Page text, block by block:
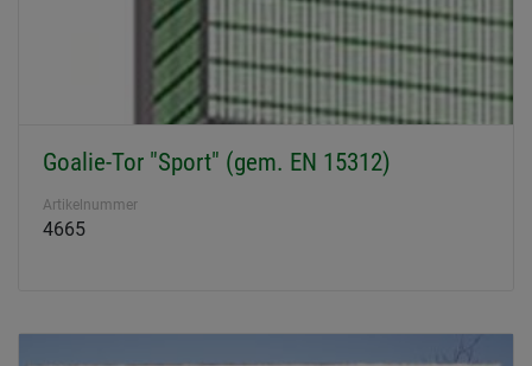
Goalie-Tor "Sport" (gem. EN 15312)
Artikelnummer
4665